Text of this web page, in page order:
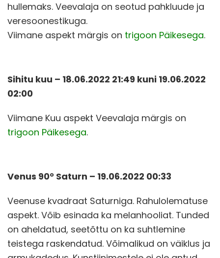
hullemaks. Veevalaja on seotud pahkluude ja
veresoonestikuga.
Viimane aspekt märgis on trigoon Päikesega.
Sihitu kuu – 18.06.2022 21:49 kuni 19.06.2022
02:00
Viimane Kuu aspekt Veevalaja märgis on
trigoon Päikesega.
Venus 90° Saturn – 19.06.2022 00:33
Veenuse kvadraat Saturniga. Rahulolematuse
aspekt. Võib esinada ka melanhooliat. Tunded
on aheldatud, seetõttu on ka suhtlemine
teistega raskendatud. Võimalikud on väiklus ja